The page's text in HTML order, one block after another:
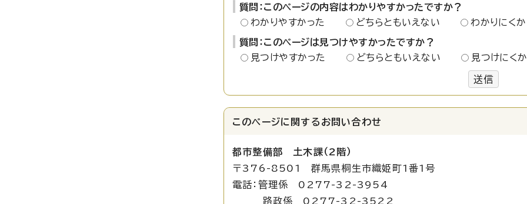
質問：このページの内容はわかりやすかったですか？
わかりやすかった
どちらともいえない わかりにく
質問：このページは見つけやすかったですか？
見つけやすかった
どちらともいえない 見つけにく
送信
このページに関する お問い合わせ
都市整備部 土木課（2階）
〒376-8501 群馬県桐生市織姫町1番1号
電話：管理係 0277-32-3954
路政係 0277-32-3522